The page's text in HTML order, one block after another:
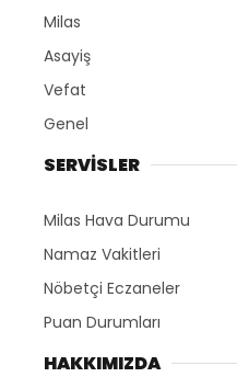
Milas
Asayiş
Vefat
Genel
SERVİSLER
Milas Hava Durumu
Namaz Vakitleri
Nöbetçi Eczaneler
Puan Durumları
HAKKIMIZDA